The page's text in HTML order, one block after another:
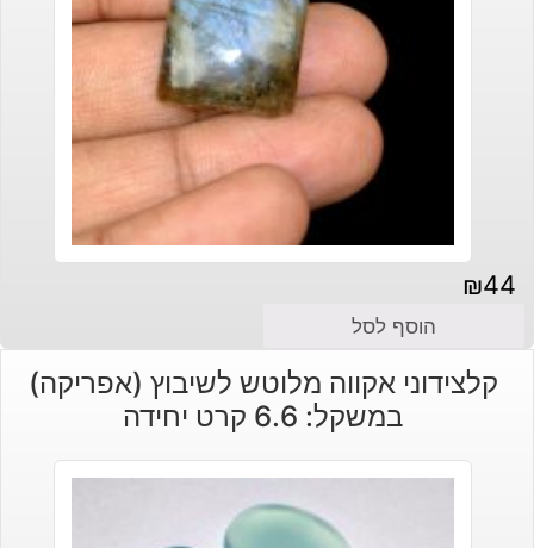
₪44
הוסף לסל
קלצידוני אקווה מלוטש לשיבוץ (אפריקה)
במשקל: 6.6 קרט יחידה